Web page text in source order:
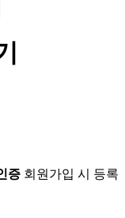
증 회원가입 시 등록